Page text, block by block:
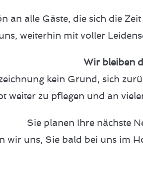
an alle Gäste, die sich die
weiterhin mit voller
Wir bleiben
kein Grund, sich
weiter zu pflegen und an
Sie planen Ihre nächste
wir uns, Sie bald bei uns im